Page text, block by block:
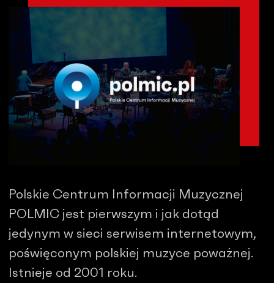
Polskie Centrum Informacji Muzycznej
POLMIC jest pierwszym i jak dotąd
jedynym w sieci serwisem internetowym,
poświęconym polskiej muzyce poważnej.
Istnieje od 2001 roku.